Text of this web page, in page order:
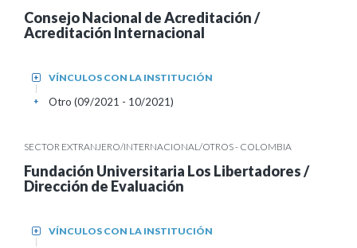
Consejo Nacional de Acreditación /
Acreditación Internacional
VÍNCULOS CON LA INSTITUCIÓN
+
Otro (09/2021 - 10/2021)
+
SECTOR EXTRANJERO/INTERNACIONAL/OTROS - COLOMBIA
Fundación Universitaria Los Libertadores /
Dirección de Evaluación
VÍNCULOS CON LA INSTITUCIÓN
+